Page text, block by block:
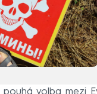
volba mezi